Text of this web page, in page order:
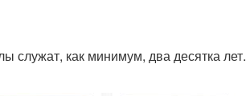
как минимум, два десятка